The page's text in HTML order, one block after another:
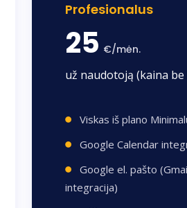
Profesionalus
25 €/mėn.
už naudotoją (kaina be
Viskas iš plano
Google Calendar
Google el. pašto
integracija)